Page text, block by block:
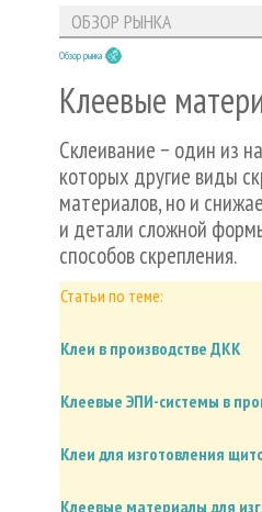
ОБЗОР РЫНКА
Обзор рынка
Клеевые
Склеивание − один из
которых другие виды
материалов, но и
и детали сложной
способов скрепления.
Статьи по теме:
Клеи в производстве ДКК
Клеевые ЭПИ-системы в
Клеи для изготовления
Клеевые материалы для